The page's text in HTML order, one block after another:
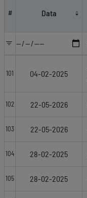
# Data
101 04-02-2025
102 22-05-2026
103 22-05-2026
104 28-02-2025
105 28-02-2025